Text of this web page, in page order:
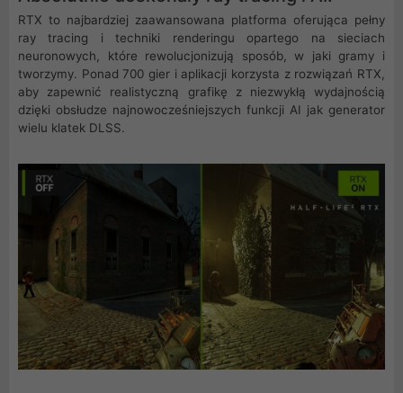
RTX to najbardziej zaawansowana platforma oferująca pełny
ray tracing i techniki renderingu opartego na sieciach
neuronowych, które rewolucjonizują sposób, w jaki gramy i
tworzymy. Ponad 700 gier i aplikacji korzysta z rozwiązań RTX,
aby zapewnić realistyczną grafikę z niezwykłą wydajnością
dzięki obsłudze najnowocześniejszych funkcji AI jak generator
wielu klatek DLSS.